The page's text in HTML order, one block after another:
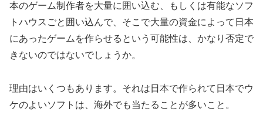
本のゲーム制作者を大量に囲い込む、もしくは有能なソフ
トハウスごと囲い込んで、そこで大量の資金によって日本
にあったゲームを作らせるという可能性は、かなり否定で
きないのではないでしょうか。
理由はいくつもあります。それは日本で作られて日本でウ
ケのよいソフトは、海外でも当たることが多いこと。